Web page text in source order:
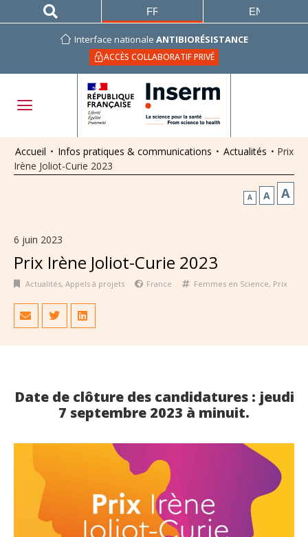
Interface nationale ANTIBIORÉSISTANCE
ACCÈS COLLABORATIF PRIVÉ
FRANÇAIS ENGLISH
Accueil • Infos pratiques & communications • Actualités • Prix
Irène Joliot-Curie 2023
A A A
6 juin 2023
Prix Irène Joliot-Curie 2023
Actualités, Appels à projets France Femmes en Science, Prix
Date de clôture des candidatures : jeudi
7 septembre 2023 à minuit.